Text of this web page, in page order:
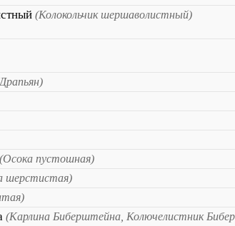
(Колокольчик шершаволистный)
(Осока пустошная)
шерстистая)
(Карлина Биберштейна, Колючелистник